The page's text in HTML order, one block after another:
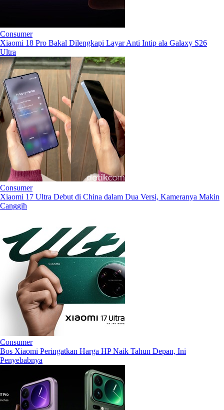
Consumer
Xiaomi 18 Pro Bakal Dilengkapi Layar Anti Intip ala Galaxy S26
Ultra
Consumer
Xiaomi 17 Ultra Debut di China dalam Dua Versi, Kameranya Makin
Canggih
Consumer
Bos Xiaomi Peringatkan Harga HP Naik Tahun Depan, Ini
Penyebabnya